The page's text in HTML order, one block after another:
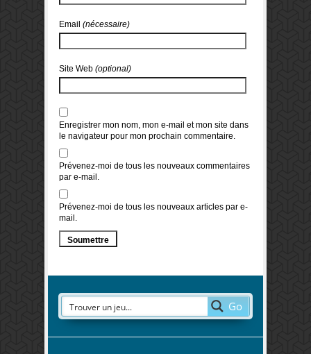
Email (nécessaire)
Site Web (optional)
Enregistrer mon nom, mon e-mail et mon site dans
le navigateur pour mon prochain commentaire.
Prévenez-moi de tous les nouveaux commentaires
par e-mail.
Prévenez-moi de tous les nouveaux articles par e-
mail.
Go